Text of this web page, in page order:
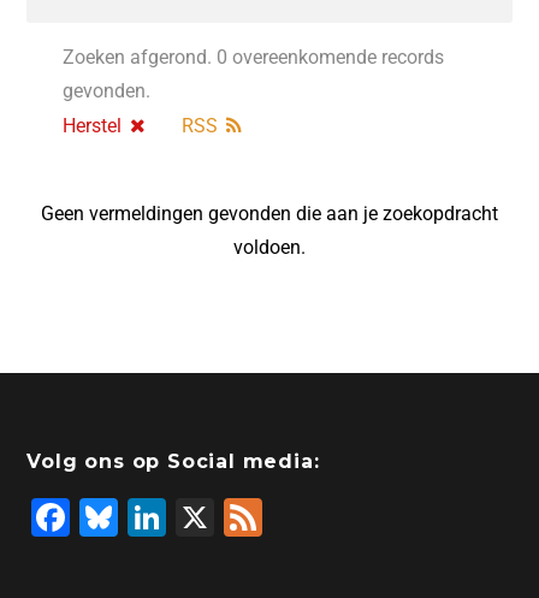
Zoeken afgerond. 0 overeenkomende records
gevonden.
Herstel
RSS
Geen vermeldingen gevonden die aan je zoekopdracht
voldoen.
Volg ons op Social media:
F
Bl
Li
X